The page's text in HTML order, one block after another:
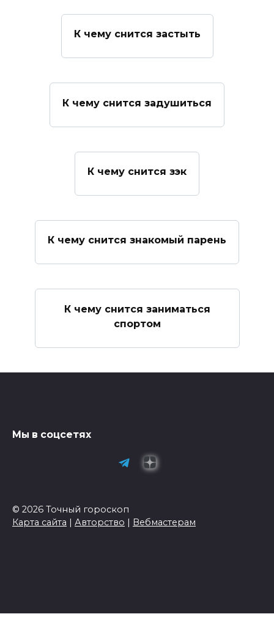
К чему снится застыть
К чему снится задушиться
К чему снится зэк
К чему снится знакомый парень
К чему снится заниматься
спортом
Мы в соцсетях
© 2026 Точный гороскоп
Карта сайта | Авторство | Вебмастерам